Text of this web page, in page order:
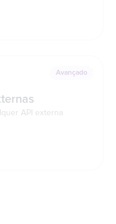
Avançado
API externa